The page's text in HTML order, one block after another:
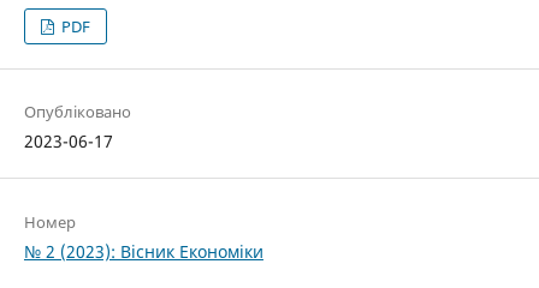
PDF
Опубліковано
2023-06-17
Номер
№ 2 (2023): Вісник Економіки